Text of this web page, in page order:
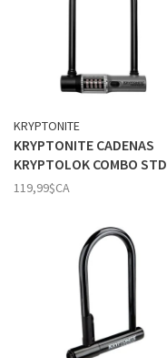
KRYPTONITE
KRYPTONITE CADENAS
KRYPTOLOK COMBO STD
119,99$CA